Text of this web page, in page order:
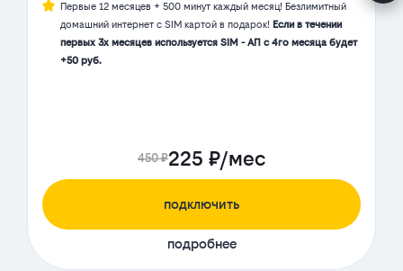
Первые 12 месяцев + 500 минут каждый месяц! Безлимитный
домашний интернет с SIM картой в подарок! Если в течении
первых 3х месяцев используется SIM - АП с 4го месяца будет
+50 руб.
450 ₽225 ₽/мес
подключить
подробнее